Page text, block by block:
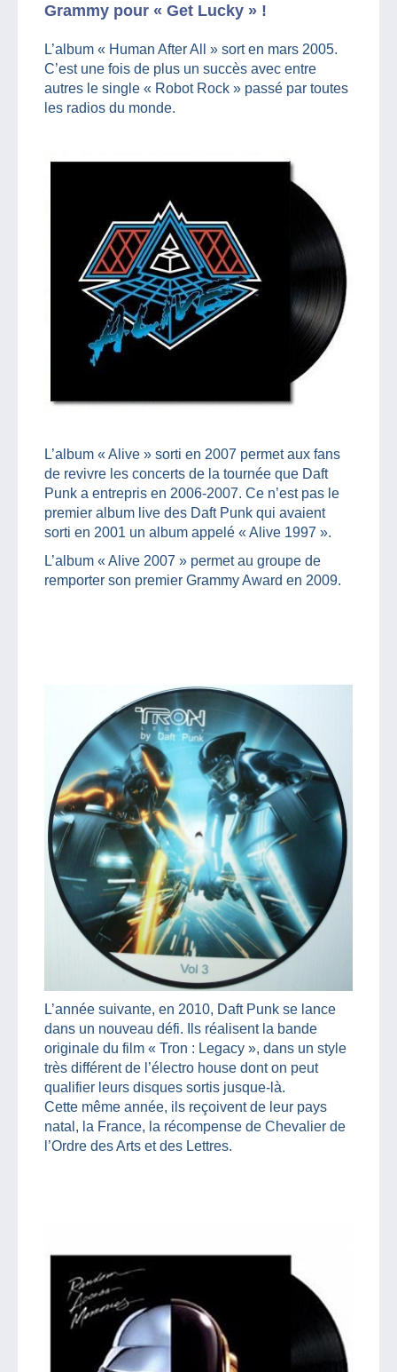
Grammy pour « Get Lucky » !
L’album « Human After All » sort en mars 2005.
C’est une fois de plus un succès avec entre
autres le single « Robot Rock » passé par toutes
les radios du monde.
L’album « Alive » sorti en 2007 permet aux fans
de revivre les concerts de la tournée que Daft
Punk a entrepris en 2006-2007. Ce n’est pas le
premier album live des Daft Punk qui avaient
sorti en 2001 un album appelé « Alive 1997 ».
L’album « Alive 2007 » permet au groupe de
remporter son premier Grammy Award en 2009.
L’année suivante, en 2010, Daft Punk se lance
dans un nouveau défi. Ils réalisent la bande
originale du film « Tron : Legacy », dans un style
très différent de l’électro house dont on peut
qualifier leurs disques sortis jusque-là.
Cette même année, ils reçoivent de leur pays
natal, la France, la récompense de Chevalier de
l’Ordre des Arts et des Lettres.